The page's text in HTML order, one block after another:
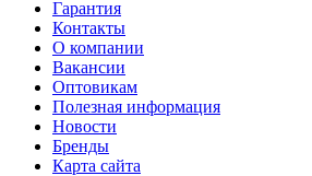
Гарантия
Контакты
О компании
Вакансии
Оптовикам
Полезная информация
Новости
Бренды
Карта сайта